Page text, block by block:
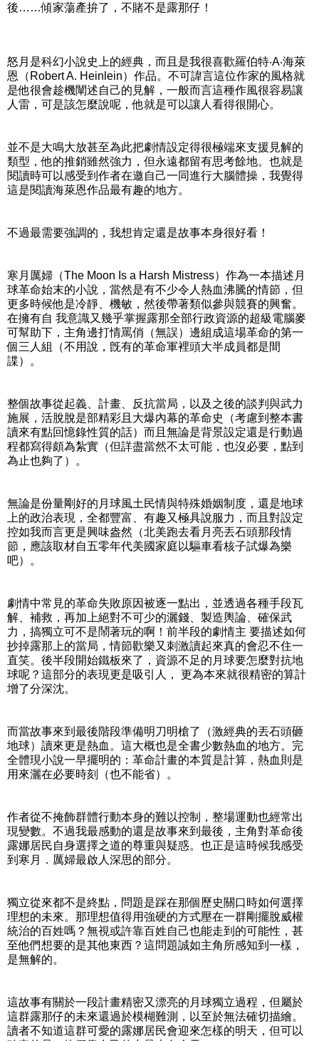
後……傾家蕩產拚了，不賭不是露那仔！
怒月是科幻小說史上的經典，而且是我很喜歡羅伯特‧A‧海萊
恩（Robert A. Heinlein）作品。不可諱言這位作家的風格就
是他很會趁機闡述自己的見解，一般而言這種作風很容易讓
人雷，可是該怎麼說呢，他就是可以讓人看得很開心。
並不是大鳴大放甚至為此把劇情設定得很極端來支援見解的
類型，他的推銷雖然強力，但永遠都留有思考餘地。也就是
閱讀時可以感受到作者在邀自己一同進行大腦體操，我覺得
這是閱讀海萊恩作品最有趣的地方。
不過最需要強調的，我想肯定還是故事本身很好看！
寒月厲婦（The Moon Is a Harsh Mistress）作為一本描述月
球革命始末的小說，當然是有不少令人熱血沸騰的情節，但
更多時候他是冷靜、機敏，然後帶著類似參與競賽的興奮。
在擁有自 我意識又幾乎掌握露那全部行政資源的超級電腦麥
可幫助下，主角邊打情罵俏（無誤）邊組成這場革命的第一
個三人組（不用說，旣有的革命軍裡頭大半成員都是間
諜）。
整個故事從起義、計畫、反抗當局，以及之後的談判與武力
施展，活脫脫是部精彩且大爆內幕的革命史（考慮到整本書
讀來有點回憶錄性質的話）而且無論是背景設定還是行動過
程都寫得頗為紮實（但詳盡當然不太可能，也沒必要，點到
為止也夠了）。
無論是份量剛好的月球風土民情與特殊婚姻制度，還是地球
上的政治表現，全都豐富、有趣又極具說服力，而且對設定
控如我而言更是興味盎然（北美跑去看月亮丟石頭那段情
節，應該取材自五零年代美國家庭以驅車看核子試爆為樂
吧）。
劇情中常見的革命失敗原因被逐一點出，並透過各種手段瓦
解、補救，再加上絕對不可少的灑錢、製造輿論、確保武
力，搞獨立可不是鬧著玩的啊！前半段的劇情主 要描述如何
抄掉露那上的當局，情節歡樂又刺激讀起來真的會忍不住一
直笑。後半段開始鐵板來了，資源不足的月球要怎麼對抗地
球呢？這部分的表現更是吸引人， 更為本來就很精密的算計
增了分深沈。
而當故事來到最後階段準備明刀明槍了（激經典的丟石頭砸
地球）讀來更是熱血。這大概也是全書少數熱血的地方。完
全體現小說一早擺明的：革命計畫的本質是計算，熱血則是
用來灑在必要時刻（也不能省）。
作者從不掩飾群體行動本身的難以控制，整場運動也經常出
現變數。不過我最感動的還是故事來到最後，主角對革命後
露娜居民自身選擇之道的尊重與疑惑。也正是這時候我感受
到寒月．厲婦最啟人深思的部分。
獨立從來都不是終點，問題是踩在那個歷史關口時如何選擇
理想的未來。那理想值得用強硬的方式壓在一群剛擺脫威權
統治的百姓嗎？無視或許靠百姓自己也能走到的可能性，甚
至他們想要的是其他東西？這問題誠如主角所感知到一樣，
是無解的。
這故事有關於一段計畫精密又漂亮的月球獨立過程，但屬於
這群露那仔的未來還過於模楜難測，以至於無法確切描繪。
讀者不知道這群可愛的露娜居民會迎來怎樣的明天，但可以